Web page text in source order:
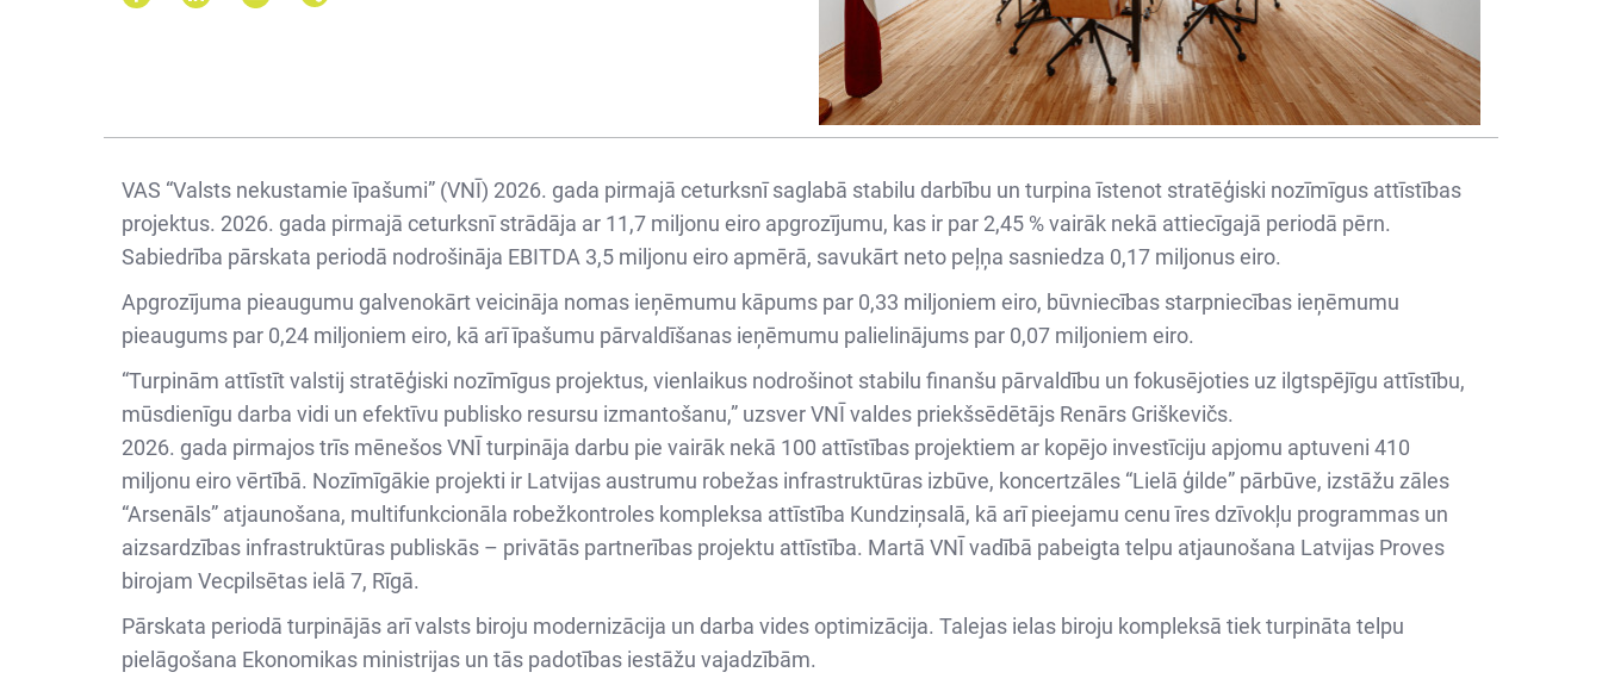
VAS “Valsts nekustamie īpašumi” (VNĪ) 2026. gada pirmajā ceturksnī saglabā stabilu darbību un turpina īstenot stratēģiski nozīmīgus attīstības
projektus. 2026. gada pirmajā ceturksnī strādāja ar 11,7 miljonu eiro apgrozījumu, kas ir par 2,45 % vairāk nekā attiecīgajā periodā pērn.
Sabiedrība pārskata periodā nodrošināja EBITDA 3,5 miljonu eiro apmērā, savukārt neto peļņa sasniedza 0,17 miljonus eiro.
Apgrozījuma pieaugumu galvenokārt veicināja nomas ieņēmumu kāpums par 0,33 miljoniem eiro, būvniecības starpniecības ieņēmumu
pieaugums par 0,24 miljoniem eiro, kā arī īpašumu pārvaldīšanas ieņēmumu palielinājums par 0,07 miljoniem eiro.
“Turpinām attīstīt valstij stratēģiski nozīmīgus projektus, vienlaikus nodrošinot stabilu finanšu pārvaldību un fokusējoties uz ilgtspējīgu attīstību,
mūsdienīgu darba vidi un efektīvu publisko resursu izmantošanu,” uzsver VNĪ valdes priekšsēdētājs Renārs Griškevičs.
2026. gada pirmajos trīs mēnešos VNĪ turpināja darbu pie vairāk nekā 100 attīstības projektiem ar kopējo investīciju apjomu aptuveni 410
miljonu eiro vērtībā. Nozīmīgākie projekti ir Latvijas austrumu robežas infrastruktūras izbūve, koncertzāles “Lielā ģilde” pārbūve, izstāžu zāles
“Arsenāls” atjaunošana, multifunkcionāla robežkontroles kompleksa attīstība Kundziņsalā, kā arī pieejamu cenu īres dzīvokļu programmas un
aizsardzības infrastruktūras publiskās – privātās partnerības projektu attīstība. Martā VNĪ vadībā pabeigta telpu atjaunošana Latvijas Proves
birojam Vecpilsētas ielā 7, Rīgā.
Pārskata periodā turpinājās arī valsts biroju modernizācija un darba vides optimizācija. Talejas ielas biroju kompleksā tiek turpināta telpu
pielāgošana Ekonomikas ministrijas un tās padotības iestāžu vajadzībām.